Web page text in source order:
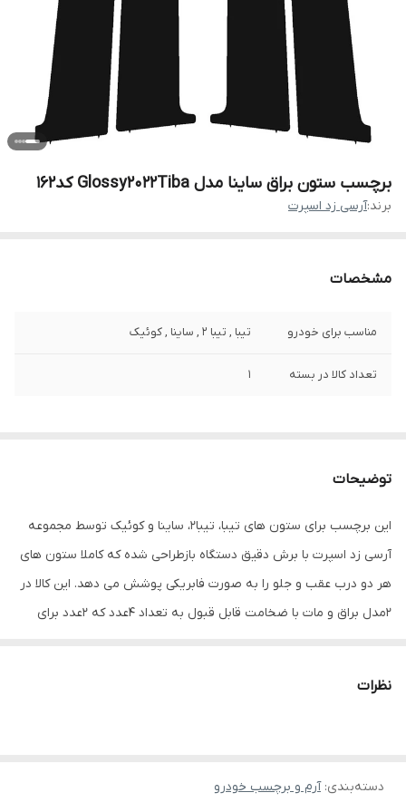
برچسب ستون براق ساینا مدل Glossy2022Tiba کد162
برند:آرسی زد اسپرت
مشخصات
مناسب برای خودرو تیبا , تیبا 2 , ساینا , کوئیک
تعداد کالا در بسته 1
توضیحات
این برچسب برای ستون های تیبا، تیبا2، ساینا و کوئیک توسط مجموعه
آرسی زد اسپرت با برش دقیق دستگاه بازطراحی شده که کاملا ستون های
هر دو درب عقب و جلو را به صورت فابریکی پوشش می دهد. این کالا در
2مدل براق و مات با ضخامت قابل قبول به تعداد 4عدد که 2عدد برای
های درب هارو کاملا تمیز نموده سپس برای نصب آسان تر می توانید با
روی برچسب بکشید تا تمام رطوبت مایع و هوا از زیر برچسب خارج شود.
نظرات
دسته‌بندی:آرم و برچسب خودرو